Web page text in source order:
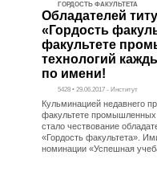
ГОРДОСТЬ ФАКУЛЬТЕТА
Обладателей
«Гордость
факультете
технологий
по имени!
5428 • 29.06.2017 - Институт
Кульминацией недавнего
факультете промышленных
стало чествование
«Гордость факультета».
номинации «Успешная